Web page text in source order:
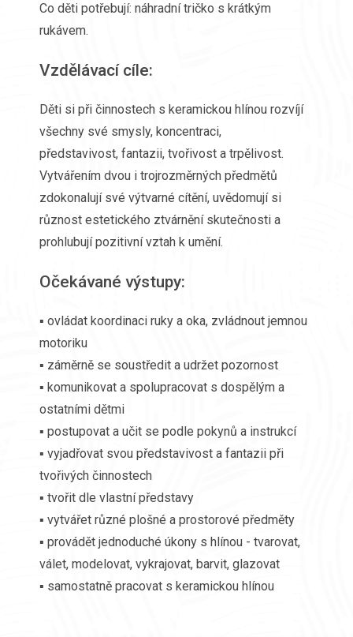
Co děti potřebují: náhradní tričko s krátkým
rukávem.
Vzdělávací cíle:
Děti si při činnostech s keramickou hlínou rozvíjí
všechny své smysly, koncentraci,
představivost, fantazii, tvořivost a trpělivost.
Vytvářením dvou i trojrozměrných předmětů
zdokonalují své výtvarné cítění, uvědomují si
různost estetického ztvárnění skutečnosti a
prohlubují pozitivní vztah k umění.
Očekávané výstupy:
▪ ovládat koordinaci ruky a oka, zvládnout jemnou
motoriku
▪ záměrně se soustředit a udržet pozornost
▪ komunikovat a spolupracovat s dospělým a
ostatními dětmi
▪ postupovat a učit se podle pokynů a instrukcí
▪ vyjadřovat svou představivost a fantazii při
tvořivých činnostech
▪ tvořit dle vlastní představy
▪ vytvářet různé plošné a prostorové předměty
▪ provádět jednoduché úkony s hlínou - tvarovat,
válet, modelovat, vykrajovat, barvit, glazovat
▪ samostatně pracovat s keramickou hlínou